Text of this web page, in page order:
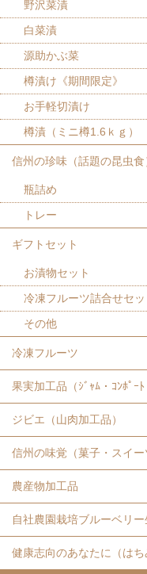
野沢菜漬
白菜漬
源助かぶ菜
樽漬け《期間限定》
お手軽切漬け
樽漬（ミニ樽1.6ｋｇ）
信州の珍味（話題の昆虫食
瓶詰め
トレー
ギフトセット
お漬物セット
冷凍フルーツ詰合せセッ
その他
冷凍フルーツ
果実加工品（ｼﾞｬﾑ・ｺﾝﾎﾟｰﾄ
ジビエ（山肉加工品）
信州の味覚（菓子・スイー
農産物加工品
自社農園栽培ブルーベリー
健康志向のあなたに（はち